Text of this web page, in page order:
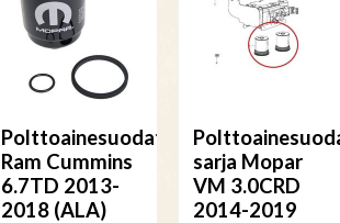
Polttoainesuodatin
Ram Cummins
6.7TD 2013-
2018 (ALA)
sarja Mopar
VM 3.0CRD
2014-2019